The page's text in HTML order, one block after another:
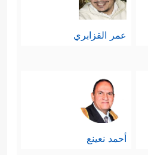
عمر القزابري
أحمد نعينع